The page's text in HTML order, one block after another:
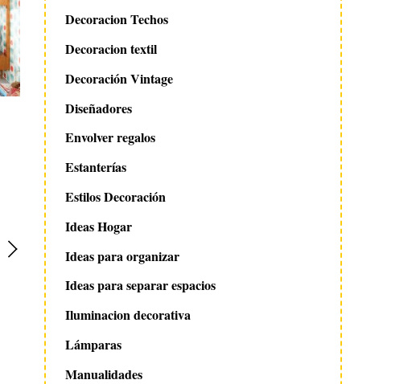
23 mayo 2022
Cómo mejorar la seguridad
de la puerta principal del
hogar
28 julio 2020
Las mejores ideas
letras para decorar
casa
Decoracion Techos
Decoracion textil
Decoración Vintage
Diseñadores
Envolver regalos
Estanterías
Estilos Decoración
Ideas Hogar
Ideas para organizar
Ideas para separar espacios
Iluminacion decorativa
Lámparas
Manualidades